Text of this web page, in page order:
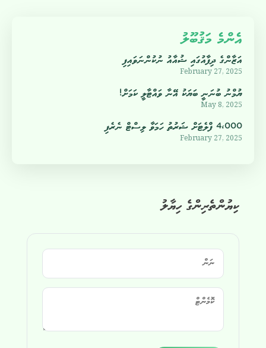
ކިޔުންތެރިންގެ ހިޔާލު
އެންމެ މަޤުބޫލު
އަޒާންގެ ދިފާއުގައި ޝުއާއު ނުކުންނަވައިފި
February 27, 2025
ޔުމްނު ބުނަނީ ބަޔަކު އޭނާ ވައްޓާލީ ކަމަށް!
May 8, 2025
4،000 ފްލެޓަށް ޝަރުތު ހަމަވާ ލިސްޓް ނެރެފި
February 27, 2025